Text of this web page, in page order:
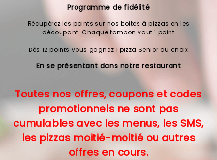
LA CARTE
VOTRE COMPTE
VOS AVIS
MENTIONS LÉGALES
C.G.V
PROTECTION DES DONNÉES
Programme de fidélité
Récupérez les points sur nos boites à pizzas en les
découpant. Chaque tampon vaut 1 point
Dès 12 points vous gagnez 1 pizza Senior au choix
En se présentant dans notre restaurant
Toutes nos offres, coupons et codes
promotionnels ne sont pas
cumulables avec les menus, les SMS,
les pizzas moitié-moitié ou autres
offres en cours.